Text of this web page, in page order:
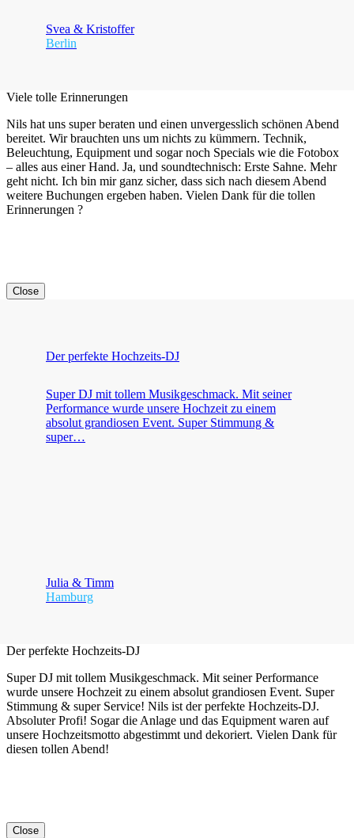
Svea & Kristoffer
Berlin
Viele tolle Erinnerungen
Nils hat uns super beraten und einen unvergesslich schönen Abend
bereitet. Wir brauchten uns um nichts zu kümmern. Technik,
Beleuchtung, Equipment und sogar noch Specials wie die Fotobox
– alles aus einer Hand. Ja, und soundtechnisch: Erste Sahne. Mehr
geht nicht. Ich bin mir ganz sicher, dass sich nach diesem Abend
weitere Buchungen ergeben haben. Vielen Dank für die tollen
Erinnerungen ?
Close
Der perfekte Hochzeits-DJ
Super DJ mit tollem Musikgeschmack. Mit seiner
Performance wurde unsere Hochzeit zu einem
absolut grandiosen Event. Super Stimmung &
super…
Julia & Timm
Hamburg
Der perfekte Hochzeits-DJ
Super DJ mit tollem Musikgeschmack. Mit seiner Performance
wurde unsere Hochzeit zu einem absolut grandiosen Event. Super
Stimmung & super Service! Nils ist der perfekte Hochzeits-DJ.
Absoluter Profi! Sogar die Anlage und das Equipment waren auf
unsere Hochzeitsmotto abgestimmt und dekoriert. Vielen Dank für
diesen tollen Abend!
Close